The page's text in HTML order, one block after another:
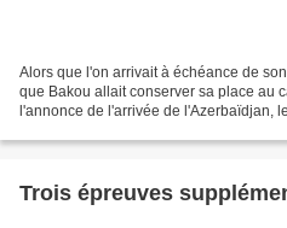
Alors que l'on arrivait à échéance de
que Bakou allait conserver sa place au
l'annonce de l'arrivée de l'Azerbaïdjan,
Trois épreuves